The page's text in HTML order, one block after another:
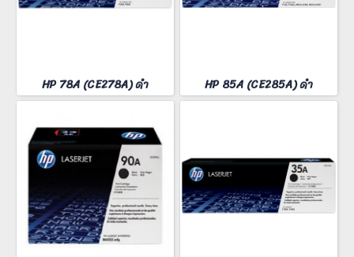
HP 78A (CE278A) ดำ HP 85A (CE285A) ดำ